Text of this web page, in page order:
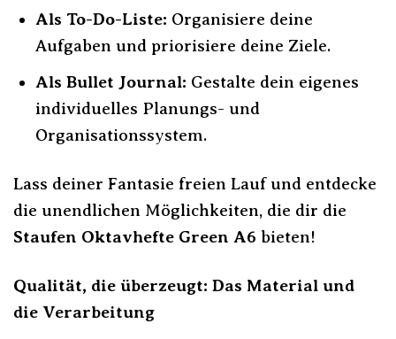
Als To-Do-Liste: Organisiere deine
Aufgaben und priorisiere deine Ziele.
Als Bullet Journal: Gestalte dein eigenes
individuelles Planungs- und
Organisationssystem.
Lass deiner Fantasie freien Lauf und entdecke
die unendlichen Möglichkeiten, die dir die
Staufen Oktavhefte Green A6 bieten!
Qualität, die überzeugt: Das Material und
die Verarbeitung